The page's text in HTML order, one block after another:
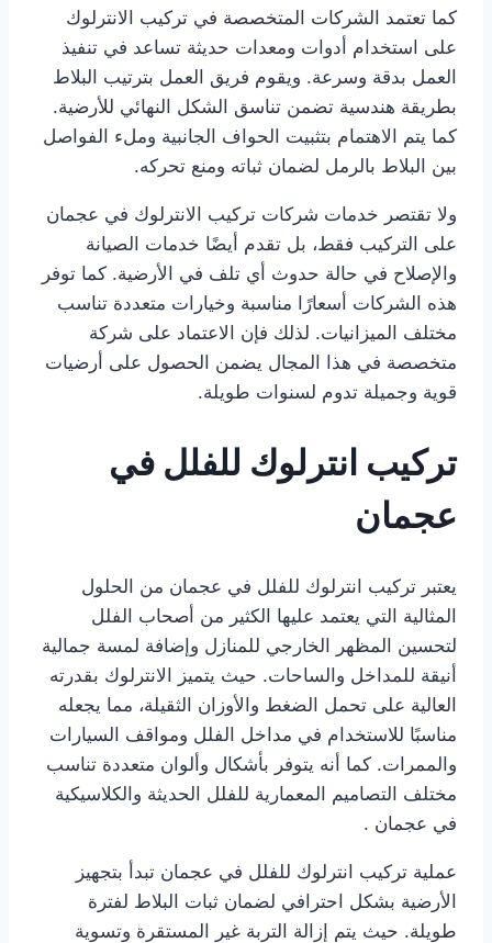
كما تعتمد الشركات المتخصصة في تركيب الانترلوك
على استخدام أدوات ومعدات حديثة تساعد في تنفيذ
العمل بدقة وسرعة. ويقوم فريق العمل بترتيب البلاط
بطريقة هندسية تضمن تناسق الشكل النهائي للأرضية.
كما يتم الاهتمام بتثبيت الحواف الجانبية وملء الفواصل
بين البلاط بالرمل لضمان ثباته ومنع تحركه.
ولا تقتصر خدمات شركات تركيب الانترلوك في عجمان
على التركيب فقط، بل تقدم أيضًا خدمات الصيانة
والإصلاح في حالة حدوث أي تلف في الأرضية. كما توفر
هذه الشركات أسعارًا مناسبة وخيارات متعددة تناسب
مختلف الميزانيات. لذلك فإن الاعتماد على شركة
متخصصة في هذا المجال يضمن الحصول على أرضيات
قوية وجميلة تدوم لسنوات طويلة.
تركيب انترلوك للفلل في
عجمان
يعتبر تركيب انترلوك للفلل في عجمان من الحلول
المثالية التي يعتمد عليها الكثير من أصحاب الفلل
لتحسين المظهر الخارجي للمنازل وإضافة لمسة جمالية
أنيقة للمداخل والساحات. حيث يتميز الانترلوك بقدرته
العالية على تحمل الضغط والأوزان الثقيلة، مما يجعله
مناسبًا للاستخدام في مداخل الفلل ومواقف السيارات
والممرات. كما أنه يتوفر بأشكال وألوان متعددة تناسب
مختلف التصاميم المعمارية للفلل الحديثة والكلاسيكية
في عجمان .
عملية تركيب انترلوك للفلل في عجمان تبدأ بتجهيز
الأرضية بشكل احترافي لضمان ثبات البلاط لفترة
طويلة. حيث يتم إزالة التربة غير المستقرة وتسوية